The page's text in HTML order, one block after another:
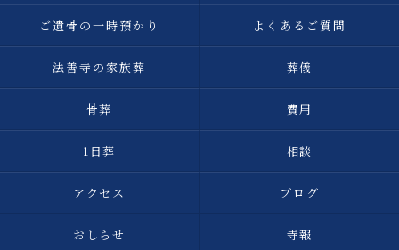
ご遺骨の一時預かり よくあるご質問
法善寺の家族葬 葬儀
骨葬 費用
1日葬 相談
アクセス ブログ
おしらせ 寺報